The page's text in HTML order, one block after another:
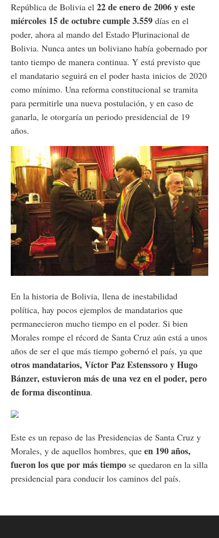
República de Bolivia el22 de enero de 2006 y este
miércoles 15 de octubre cumple 3.559días en el
poder, ahora al mando del Estado Plurinacional de
Bolivia. Nunca antes un boliviano había gobernado por
tanto tiempo de manera continua. Y está previsto que
el mandatario seguirá en el poder hasta inicios de 2020
como mínimo. Una reforma constitucional se tramita
para permitirle una nueva postulación, y en caso de
ganarla, le otorgaría un periodo presidencial de 19
años.
En la historia de Bolivia, llena de inestabilidad
política, hay pocos ejemplos de mandatarios que
permanecieron mucho tiempo en el poder. Si bien
Morales rompe el récord de Santa Cruz aún está a unos
años de ser el que más tiempo gobernó el país, ya que
otros mandatarios, Víctor Paz Estenssoro y Hugo
Bánzer, estuvieron más de una vez en el poder, pero
de forma discontinua.
Este es un repaso de las Presidencias de Santa Cruz y
Morales, y de aquellos hombres, queen 190 años,
fueron los que por más tiempo se quedaron en la silla
presidencial para conducir los caminos del país.